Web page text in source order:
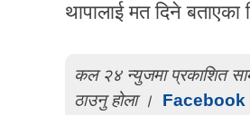
थापालाई मत दिने बताएका
कल २४ न्युजमा प्रकाशित
ठाउनु होला ।
Facebook